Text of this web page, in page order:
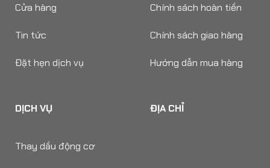
Cửa hàng
Tin tức
Đặt hẹn dịch vụ
Chính sách hoàn tiền
Chính sách giao hàng
Hướng dẫn mua hàng
DỊCH VỤ
Thay dầu động cơ
ĐỊA CHỈ